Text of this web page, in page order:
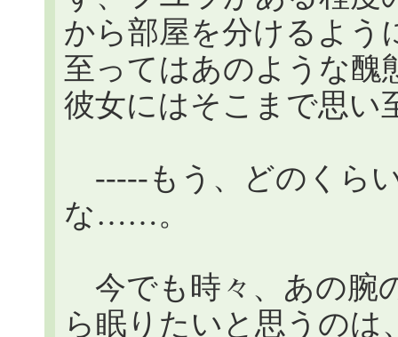
から部屋を分けるよう
至ってはあのような醜
彼女にはそこまで思い
-----もう、どのくら
な……。
今でも時々、あの腕
ら眠りたいと思うのは